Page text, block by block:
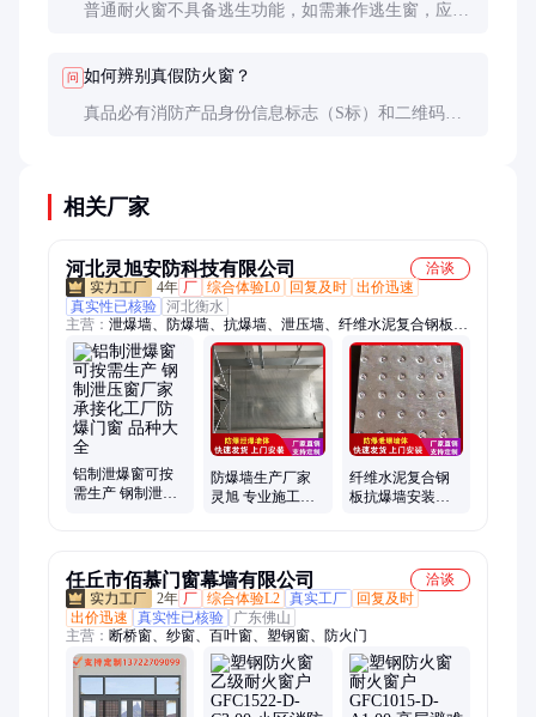
普通耐火窗不具备逃生功能，如需兼作逃生窗，应选
问 如何辨别真假防火窗？
真品必有消防产品身份信息标志（S标）和二维码，
相关厂家
河北灵旭安防科技有限公司
洽谈
4年 厂 综合体验L0 回复及时 出价迅速
真实性已核验 河北衡水
主营： 泄爆墙、防爆墙、抗爆墙、泄压墙、纤维水泥复合钢板抗
爆墙、纤维水泥板泄爆墙
铝制泄爆窗可按
需生产 钢制泄压
防爆墙生产厂家
灵旭 专业施工团
纤维水泥复合钢
板抗爆墙安装厂
任丘市佰慕门窗幕墙有限公司
洽谈
2年 厂 综合体验L2 真实工厂
回复及时
出价迅速
真实性已核验
广东佛山
主营： 断桥窗、纱窗、百叶窗、塑钢窗、防火门